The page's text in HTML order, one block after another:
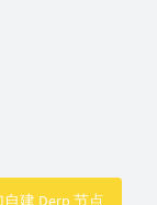
自建 Derp 节点